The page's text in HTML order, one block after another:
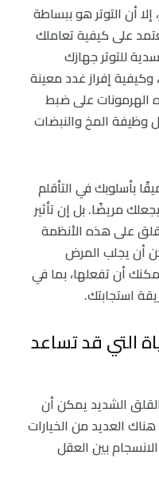
إلا أن التوتر هو ببساطة
على كيفية تعاملك
للتوتر جهازك
إفراز غدد معينة
على ضبط
وظيفة المخ والنبضات
بأسلوبك في التأقلم
مريضًا. بل إن تأثير
على هذه الأنظمة
أن يجلب المرض
أن تفعلها، بما في
استجابتك.
التي قد تساعد
الشديد يمكن أن
العديد من الخيارات
بين العقل